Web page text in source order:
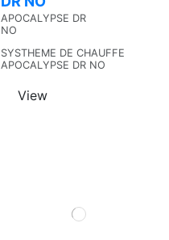
APOCALYPSE DR
NO
SYSTHEME DE CHAUFFE
APOCALYPSE DR NO
View